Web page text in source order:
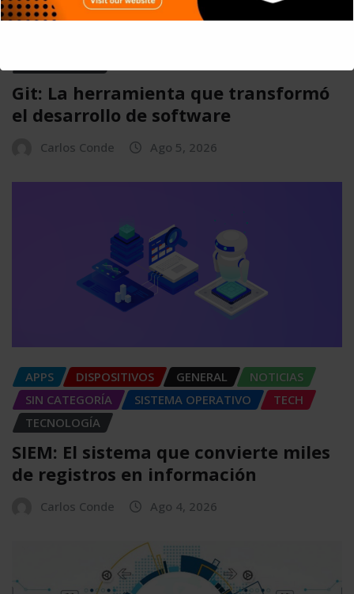
APPS GENERAL NOTICIAS
SERIES
Git: La herramienta que transformó
el desarrollo de software
Carlos Conde Ago 5, 2026
APPS DISPOSITIVOS GENERAL
NOTICIAS
SIN CATEGORÍA
SISTEMA OPERATIVO
TECH
TECNOLOGÍA
SIEM: El sistema que convierte miles
de registros en información
Carlos Conde Ago 4, 2026